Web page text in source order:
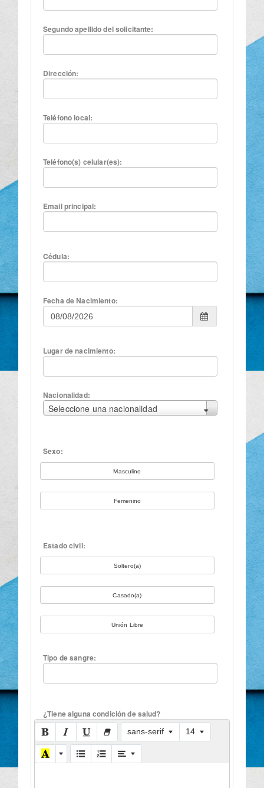
Segundo apellido del solicitante:
Dirección:
Teléfono local:
Teléfono(s) celular(es):
Email principal:
Cédula:
Fecha de Nacimiento:
Lugar de nacimiento:
Nacionalidad:
Seleccione una nacionalidad
Sexo:
Masculino
Femenino
Estado civil:
Soltero(a)
Casado(a)
Unión Libre
Tipo de sangre:
¿Tiene alguna condición de salud?
sans-serif 14